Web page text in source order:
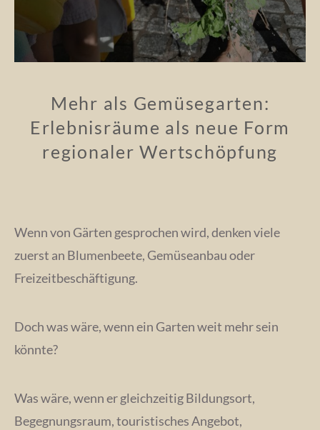
Mehr als Gemüsegarten:
Erlebnisräume als neue Form
regionaler Wertschöpfung
Wenn von Gärten gesprochen wird, denken viele
zuerst an Blumenbeete, Gemüseanbau oder
Freizeitbeschäftigung.
Doch was wäre, wenn ein Garten weit mehr sein
könnte?
Was wäre, wenn er gleichzeitig Bildungsort,
Begegnungsraum, touristisches Angebot,